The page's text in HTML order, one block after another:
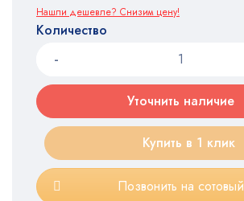
Нашли дешевле? Снизим цену!
Количество
Уточнить наличие
Купить в 1 клик
Позвонить на сотовый